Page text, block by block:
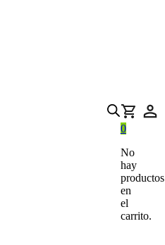
0
No
hay
productos
en
el
carrito.